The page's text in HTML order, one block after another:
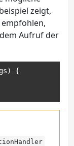
zeigt,
empfohlen,
Aufruf der
)
{